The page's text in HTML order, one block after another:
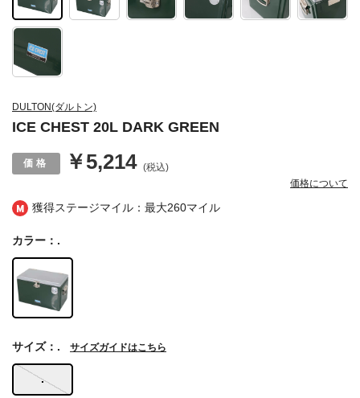
獲得ステージマイル：最大260マイル
DULTON(ダルトン)
ICE CHEST 20L DARK GREEN
￥5,214 (税込)
価格について
カラー：.
.
サイズ：. サイズガイドはこちら